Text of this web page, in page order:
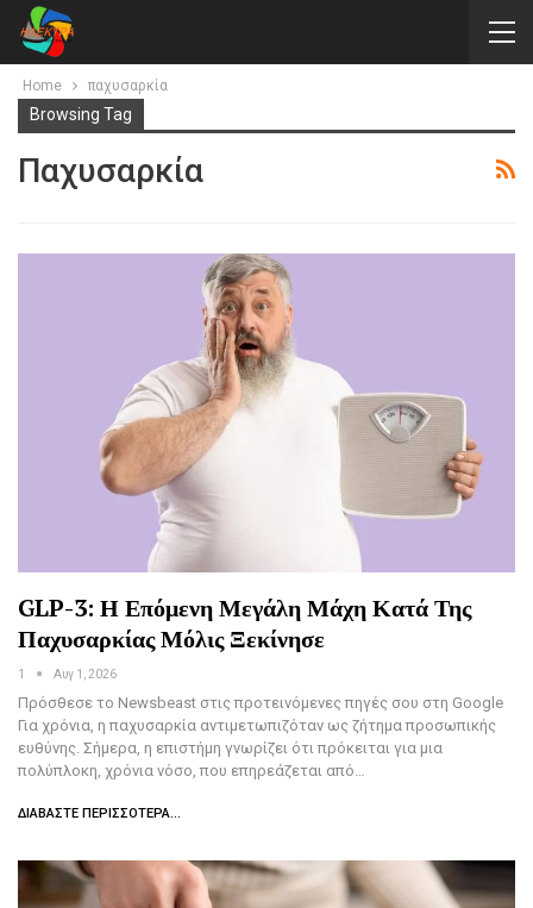
Home παχυσαρκία
Browsing Tag
Παχυσαρκία
GLP-3: Η Επόμενη Μεγάλη Μάχη Κατά Της
Παχυσαρκίας Μόλις Ξεκίνησε
1 Αυγ 1, 2026
Πρόσθεσε το Newsbeast στις προτεινόμενες πηγές σου στη Google
Για χρόνια, η παχυσαρκία αντιμετωπιζόταν ως ζήτημα προσωπικής
ευθύνης. Σήμερα, η επιστήμη γνωρίζει ότι πρόκειται για μια
πολύπλοκη, χρόνια νόσο, που επηρεάζεται από…
ΔΙΑΒΆΣΤΕ ΠΕΡΙΣΣΌΤΕΡΑ...